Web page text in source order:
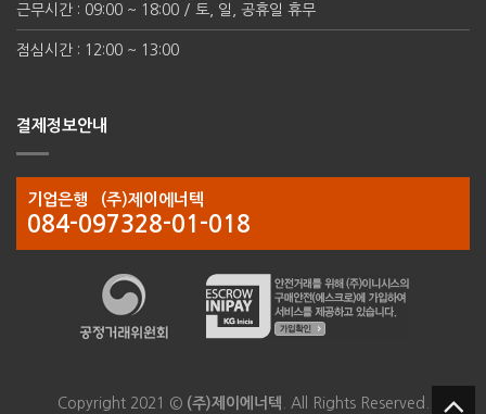
근무시간 : 09:00 ~ 18:00 / 토, 일, 공휴일 휴무
점심시간 : 12:00 ~ 13:00
결제정보안내
기업은행 (주)제이에너텍
084-097328-01-018
Copyright 2021 © (주)제이에너텍 . All Rights Reserved.